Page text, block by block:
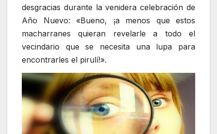
desgracias durante la venidera celebración de
Año Nuevo: «Bueno, ¡a menos que estos
macharranes quieran revelarle a todo el
vecindario que se necesita una lupa para
encontrarles el pirulí!».